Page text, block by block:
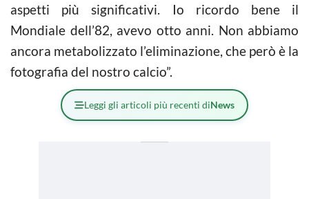
aspetti più significativi. Io ricordo bene il
Mondiale dell’82, avevo otto anni. Non abbiamo
ancora metabolizzato l’eliminazione, che però è la
fotografia del nostro calcio”.
Leggi gli articoli più recenti diNews